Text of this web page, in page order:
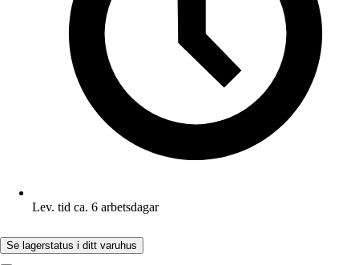
Lev. tid ca. 6 arbetsdagar
Se lagerstatus i ditt varuhus